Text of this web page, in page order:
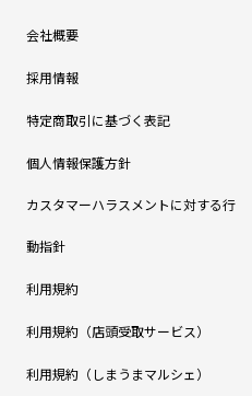
会社概要
採用情報
特定商取引に基づく表記
個人情報保護方針
カスタマーハラスメントに対する行
動指針
利用規約
利用規約（店頭受取サービス）
利用規約（しまうまマルシェ）